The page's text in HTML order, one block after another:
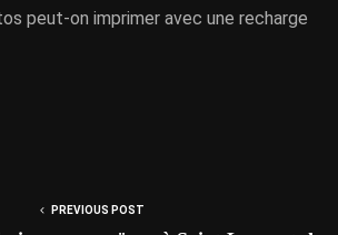
peut-on imprimer avec une recharge
PREVIOUS POST